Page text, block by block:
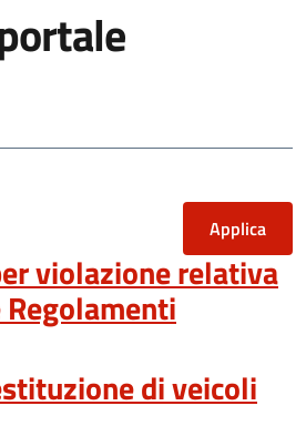
violazione relativa
Regolamenti
di veicoli